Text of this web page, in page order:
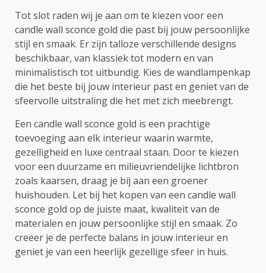
Tot slot raden wij je aan om te kiezen voor een
candle wall sconce gold die past bij jouw persoonlijke
stijl en smaak. Er zijn talloze verschillende designs
beschikbaar, van klassiek tot modern en van
minimalistisch tot uitbundig. Kies de wandlampenkap
die het beste bij jouw interieur past en geniet van de
sfeervolle uitstraling die het met zich meebrengt.
Een candle wall sconce gold is een prachtige
toevoeging aan elk interieur waarin warmte,
gezelligheid en luxe centraal staan. Door te kiezen
voor een duurzame en milieuvriendelijke lichtbron
zoals kaarsen, draag je bij aan een groener
huishouden. Let bij het kopen van een candle wall
sconce gold op de juiste maat, kwaliteit van de
materialen en jouw persoonlijke stijl en smaak. Zo
creëer je de perfecte balans in jouw interieur en
geniet je van een heerlijk gezellige sfeer in huis.